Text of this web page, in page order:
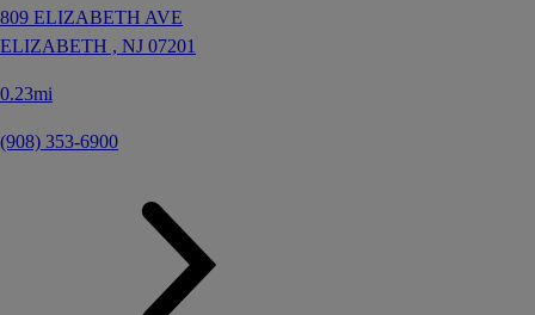
809 ELIZABETH AVE
ELIZABETH , NJ 07201
0.23mi
(908) 353-6900